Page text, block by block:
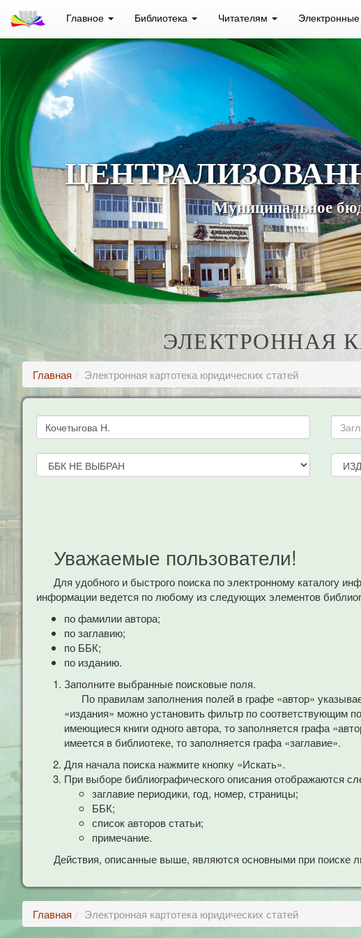
Главное Библиотека Читателям
Муниципальное
ЭЛЕКТРОННАЯ
Главная Электронная картотека юридических статей
Уважаемые пользователи!
Для удобного и быстрого поиска по электронному каталогу
информации ведется по любому из следующих элементов
по фамилии автора;
по заглавию;
по ББК;
по изданию.
Заполните выбранные поисковые поля.
По правилам заполнения полей в графе «автор»
«издания» можно установить фильтр по соответствующим
имеющиеся книги одного автора, то заполняется графа
имеется в библиотеке, то заполняется графа «заглавие».
Для начала поиска нажмите кнопку «Искать».
При выборе библиографического описания отображаются
заглавие периодики, год, номер, страницы;
ББК;
список авторов статьи;
примечание.
Действия, описанные выше, являются основными при поиске
Главная Электронная картотека юридических статей